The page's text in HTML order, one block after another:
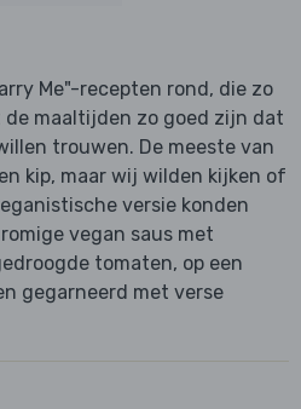
Me"-recepten rond, die zo
maaltijden zo goed zijn dat
trouwen. De meeste van
kip, maar wij wilden kijken of
versie konden
vegan saus met
tomaten, op een
gegarneerd met verse